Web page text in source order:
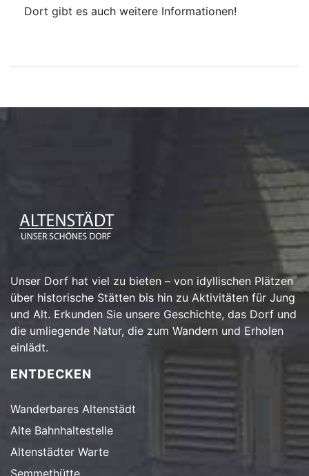
Dort gibt es auch weitere Informationen!
Unser Dorf hat viel zu bieten – von idyllischen Plätzen
über historische Stätten bis hin zu Aktivitäten für Jung
und Alt. Erkunden Sie unsere Geschichte, das Dorf und
die umliegende Natur, die zum Wandern und Erholen
einlädt.
ENTDECKEN
Wanderbares Altenstädt
Alte Bahnhaltestelle
Altenstädter Warte